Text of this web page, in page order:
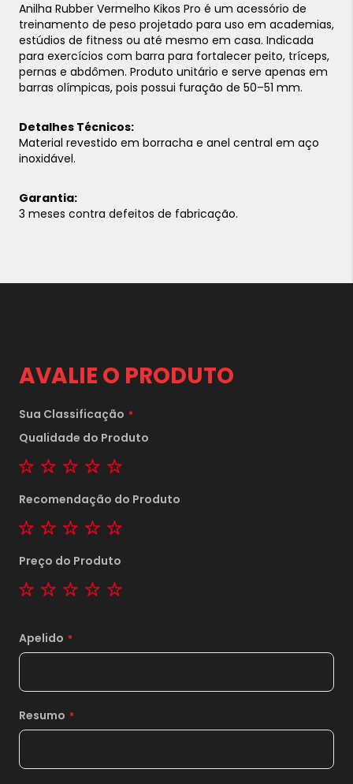
Anilha Rubber Vermelho Kikos Pro é um acessório de
treinamento de peso projetado para uso em academias,
estúdios de fitness ou até mesmo em casa. Indicada
para exercícios com barra para fortalecer peito, tríceps,
pernas e abdômen. Produto unitário e serve apenas em
barras olímpicas, pois possui furação de 50–51 mm.
Detalhes Técnicos:
Material revestido em borracha e anel central em aço
inoxidável.
Garantia:
3 meses contra defeitos de fabricação.
AVALIE O PRODUTO
Sua Classificação
Qualidade do Produto
1 star2 stars3 stars4 stars
Recomendação do Produto
1 star2 stars3 stars4 stars
Preço do Produto
1 star2 stars3 stars4 stars
Apelido
Resumo